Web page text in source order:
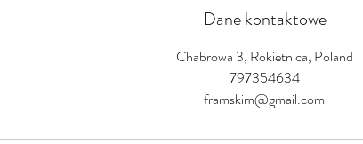
Dane kontaktowe
Chabrowa 3, Rokietnica, Poland
797354634
framskim@gmail.com